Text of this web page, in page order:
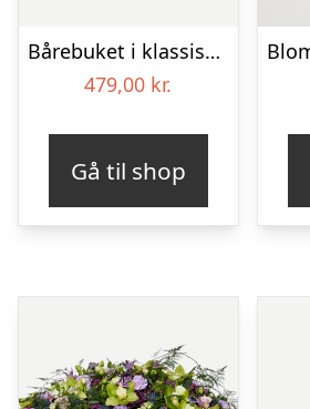
Bårebuket i klassisk stil – hvid
479,00 kr.
Gå til shop